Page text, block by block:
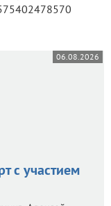
06.08.2026
с участием